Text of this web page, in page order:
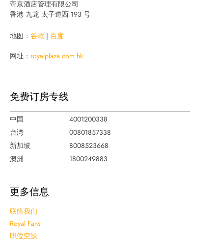
帝京酒店管理有限公司
香港 九龙 太子道西 193 号
地图： 谷歌 百度
网址： royalplaza.com.hk
免费订房专线
中国
4001200338
台湾
00801857338
新加坡
8008523668
澳洲
1800249883
更多信息
联络我们
Royal Fans
职位空缺